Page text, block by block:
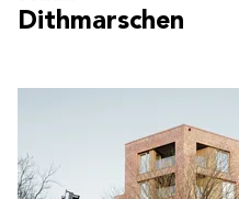
Dithmarschen